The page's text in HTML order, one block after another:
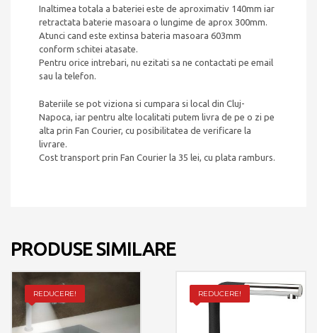
Inaltimea totala a bateriei este de aproximativ 140mm iar
retractata baterie masoara o lungime de aprox 300mm.
Atunci cand este extinsa bateria masoara 603mm
conform schitei atasate.
Pentru orice intrebari, nu ezitati sa ne contactati pe email
sau la telefon.
Bateriile se pot viziona si cumpara si local din Cluj-
Napoca, iar pentru alte localitati putem livra de pe o zi pe
alta prin Fan Courier, cu posibilitatea de verificare la
livrare.
Cost transport prin Fan Courier la 35 lei, cu plata ramburs.
PRODUSE SIMILARE
REDUCERE! REDUCERE!